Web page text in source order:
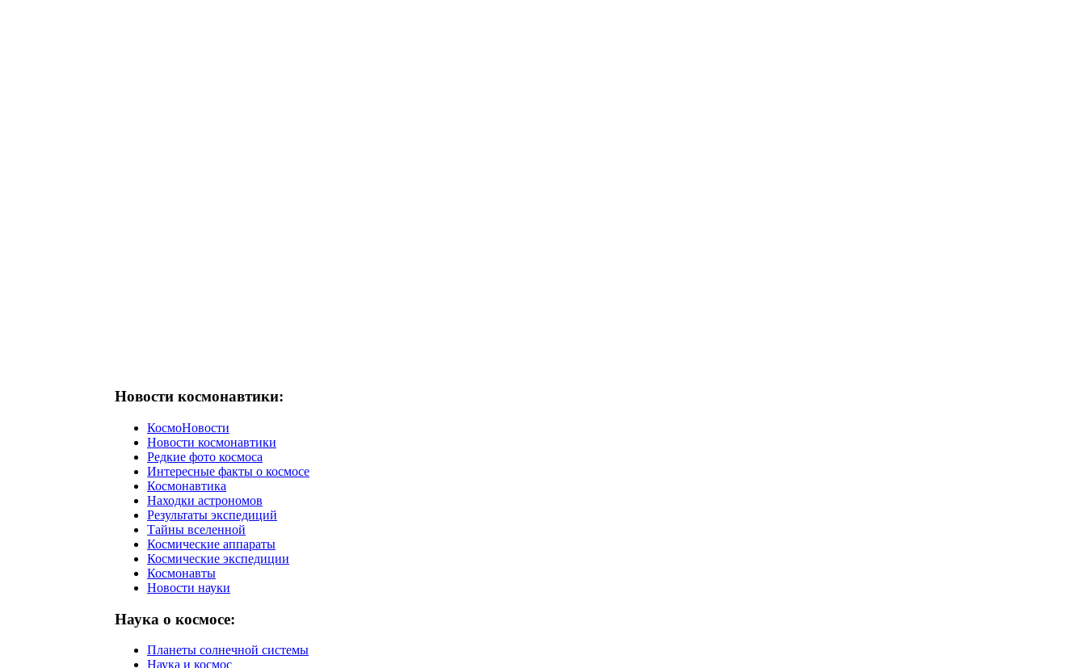
Новости космонавтики:
КосмоНовости
Новости космонавтики
Редкие фото космоса
Интересные факты о космосе
Космонавтика
Находки астрономов
Результаты экспедиций
Тайны вселенной
Космические аппараты
Космические экспедиции
Космонавты
Новости науки
Наука о космосе:
Планеты солнечной системы
Наука и космос